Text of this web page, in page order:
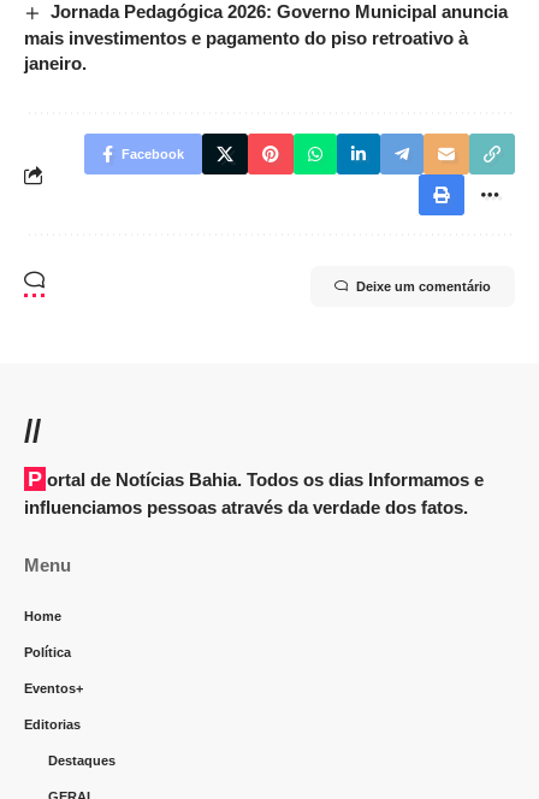
Jornada Pedagógica 2026: Governo Municipal anuncia
mais investimentos e pagamento do piso retroativo à
janeiro.
Facebook
Deixe um comentário
//
Portal de Notícias Bahia. Todos os dias Informamos e
influenciamos pessoas através da verdade dos fatos.
Menu
Home
Política
Eventos+
Editorias
Destaques